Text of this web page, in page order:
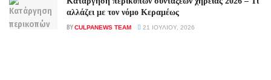
αλλάζει με τον νόμο Κεραμέως
BYCULPANEWS TEAM 21 ΙΟΥΛΊΟΥ, 2026